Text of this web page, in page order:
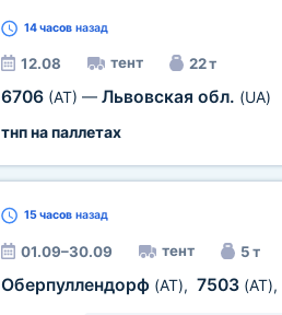
14 часовназад
12.08 тент 22 т
6706 (AT) — Львовская обл. (UA)
тнп на паллетах
15 часовназад
01.09–30.09 тент 5 т
Оберпуллендорф (AT), 7503 (AT),